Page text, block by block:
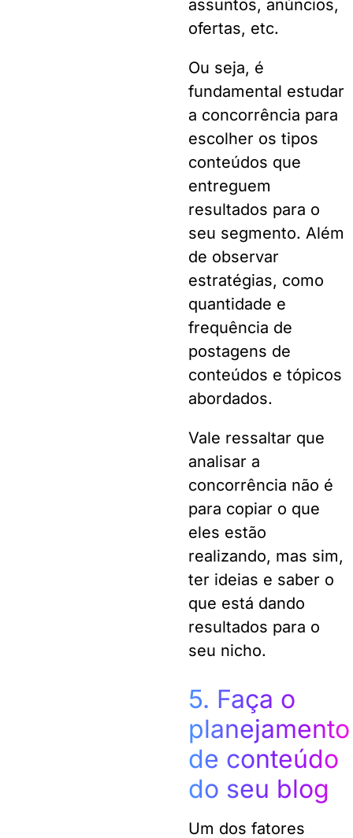
assuntos, anúncios,
ofertas, etc.
Ou seja, é
fundamental estudar
a concorrência para
escolher os tipos
conteúdos que
entreguem
resultados para o
seu segmento. Além
de observar
estratégias, como
quantidade e
frequência de
postagens de
conteúdos e tópicos
abordados.
Vale ressaltar que
analisar a
concorrência não é
para copiar o que
eles estão
realizando, mas sim,
ter ideias e saber o
que está dando
resultados para o
seu nicho.
5. Faça o
planejamento
de conteúdo
do seu blog
Um dos fatores